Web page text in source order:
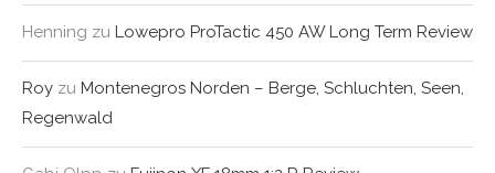
Henning zu Lowepro ProTactic 450 AW Long Term Review
Roy zu Montenegros Norden – Berge, Schluchten, Seen,
Regenwald